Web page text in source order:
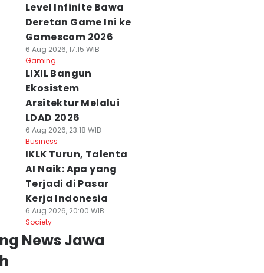
Level Infinite Bawa
Deretan Game Ini ke
Gamescom 2026
6 Aug 2026, 17:15 WIB
Gaming
LIXIL Bangun
Ekosistem
Arsitektur Melalui
LDAD 2026
6 Aug 2026, 23:18 WIB
Business
IKLK Turun, Talenta
AI Naik: Apa yang
Terjadi di Pasar
Kerja Indonesia
6 Aug 2026, 20:00 WIB
Society
News Jawa